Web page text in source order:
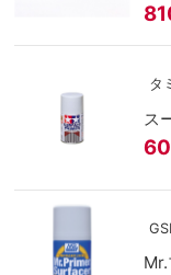
タ
ス